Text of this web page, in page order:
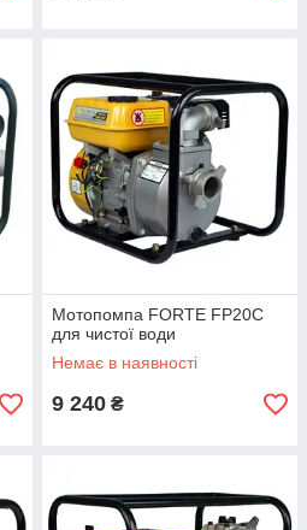
Мотопомпа FORTE FP20С
для чистої води
Немає в наявності
9 240 ₴